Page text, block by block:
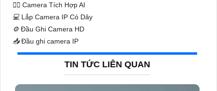
🧛‍♀️ Camera Tích Hợp AI
💻 Lắp Camera IP Có Dây
⚙️ Đầu Ghi Camera HD
📥Đầu ghi camera IP
TIN TỨC LIÊN QUAN